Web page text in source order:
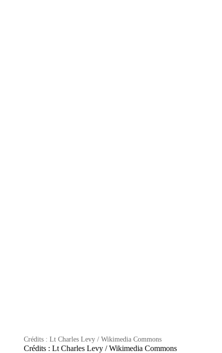
Crédits : Lt Charles Levy / Wikimedia Commons
Crédits : Lt Charles Levy / Wikimedia Commons